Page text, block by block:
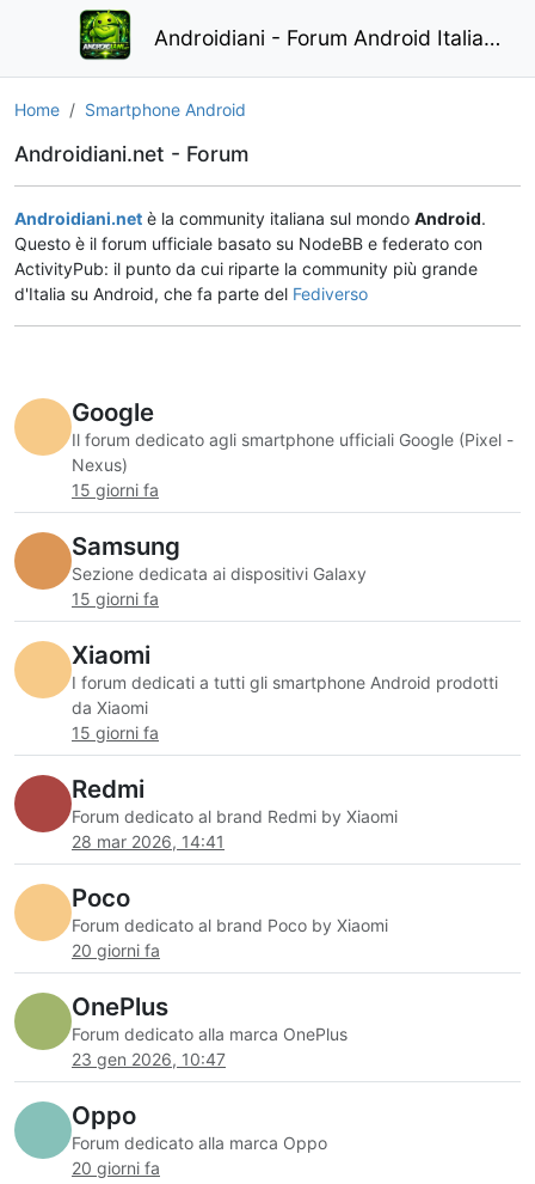
Androidiani - Forum Android Italiano
Home Smartphone Android
Androidiani.net - Forum
Androidiani.net è la community italiana sul mondo Android.
Questo è il forum ufficiale basato su NodeBB e federato con
ActivityPub: il punto da cui riparte la community più grande
d'Italia su Android, che fa parte del Fediverso
Google
Il forum dedicato agli smartphone ufficiali Google (Pixel -
Nexus)
15 giorni fa
Samsung
Sezione dedicata ai dispositivi Galaxy
15 giorni fa
Xiaomi
I forum dedicati a tutti gli smartphone Android prodotti
da Xiaomi
15 giorni fa
Redmi
Forum dedicato al brand Redmi by Xiaomi
28 mar 2026, 14:41
Poco
Forum dedicato al brand Poco by Xiaomi
20 giorni fa
OnePlus
Forum dedicato alla marca OnePlus
23 gen 2026, 10:47
Oppo
Forum dedicato alla marca Oppo
20 giorni fa